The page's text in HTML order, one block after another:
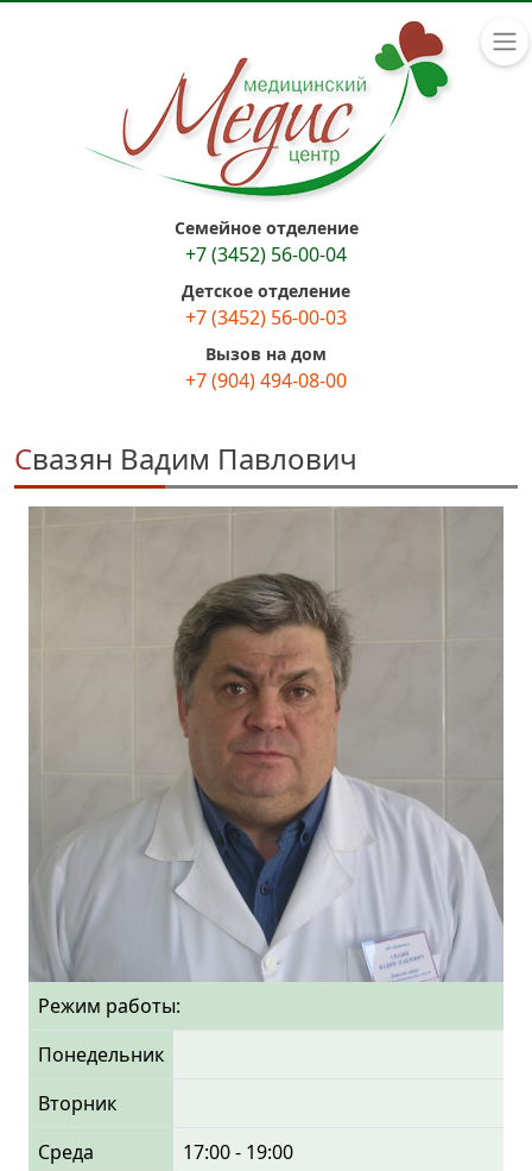
Семейное отделение
+7 (3452) 56-00-04
Детское отделение
+7 (3452) 56-00-03
Вызов на дом
+7 (904) 494-08-00
Свазян Вадим Павлович
Режим работы:
Понедельник
Вторник
Среда
17:00 - 19:00